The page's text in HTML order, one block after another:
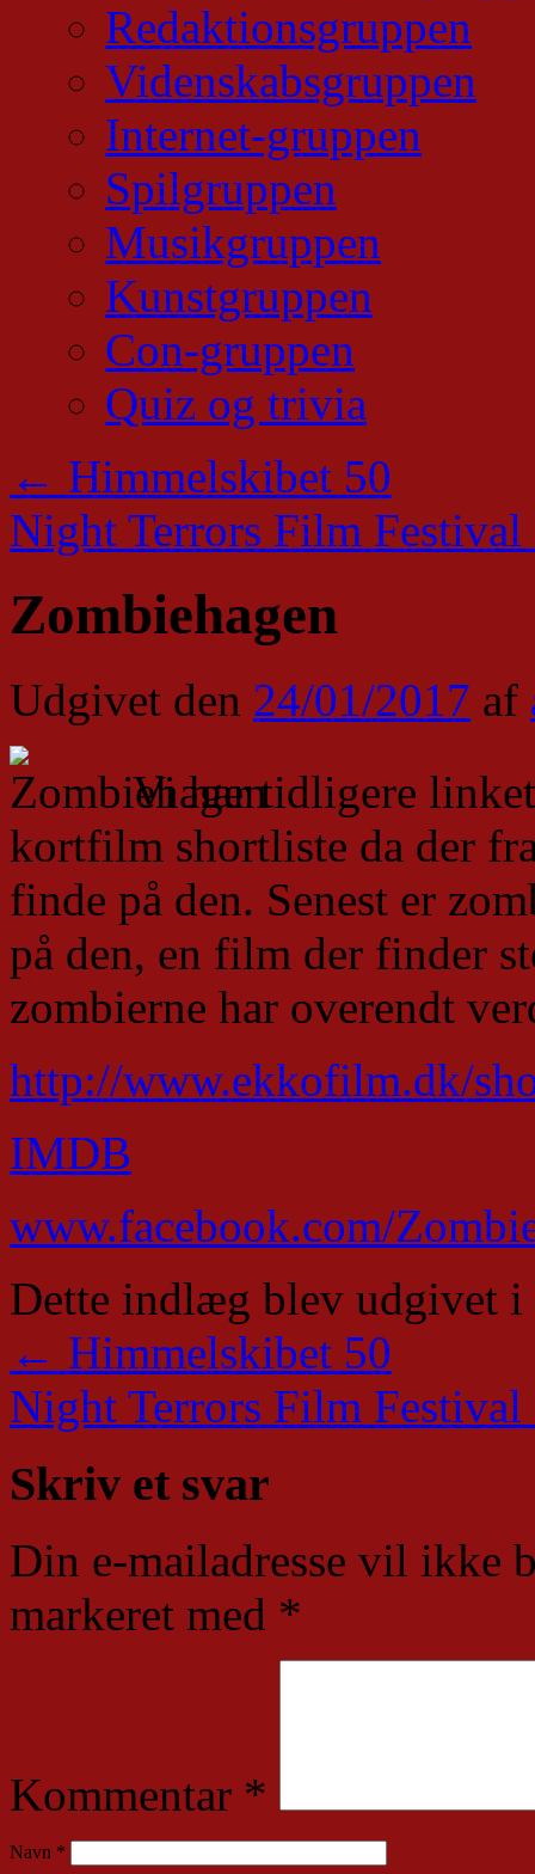
Redaktionsgruppen
Videnskabsgruppen
Internet-gruppen
Spilgruppen
Musikgruppen
Kunstgruppen
Con-gruppen
Quiz og trivia
← Himmelskibet 50
Night Terrors Film Festival
Zombiehagen
Udgivet den 24/01/2017 af
Vi har tidligere
kortfilm shortliste da der
finde på den. Senest er
på den, en film der finder
zombierne har overendt
http://www.ekkofilm.dk/
IMDB
www.facebook.com/
Dette indlæg blev udgivet i
← Himmelskibet 50
Night Terrors Film Festival
Skriv et svar
Din e-mailadresse vil ikke
markeret med *
Kommentar *
Navn *